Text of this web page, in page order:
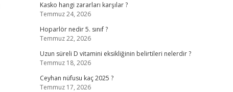
Kasko hangi zararları karşılar ?
Temmuz 24, 2026
Hoparlör nedir 5. sınıf ?
Temmuz 22, 2026
Uzun süreli D vitamini eksikliğinin belirtileri nelerdir ?
Temmuz 18, 2026
Ceyhan nüfusu kaç 2025 ?
Temmuz 17, 2026